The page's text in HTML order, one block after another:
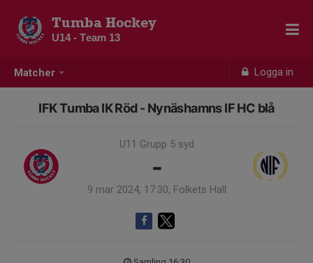
Matcher Logga in
Tumba Hockey
U14 - Team 13
IFK Tumba IK Röd - Nynäshamns IF HC blå
U11 Grupp 5 syd
-
9 mar 2024, 17:30, Folkets Hall